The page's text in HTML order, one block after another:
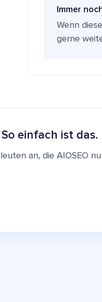
Immer
Wenn
gerne
einfach ist das.
an, die AIOSEO